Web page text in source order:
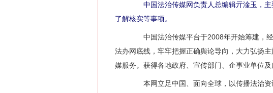
中国法治传媒网负责人总编辑亓淦玉，主
了解核实等事项。
中国法治传媒平台于2008年开始筹建，经
法办网底线，牢牢把握正确舆论导向，大力弘扬
媒服务。获得各地政府、宣传部门、企事业单位及
本网立足中国、面向全球，以传播法治资